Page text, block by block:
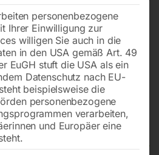
personenbezogene
Ihrer Einwilligung zur
willigen Sie auch in die
in den USA gemäß Art. 49
EuGH stuft die USA als ein
Datenschutz nach EU-
beispielsweise die
personenbezogene
verarbeiten,
und Europäer eine